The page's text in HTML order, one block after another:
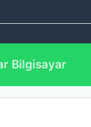
Teknolojinin Starı
Bilgisayar